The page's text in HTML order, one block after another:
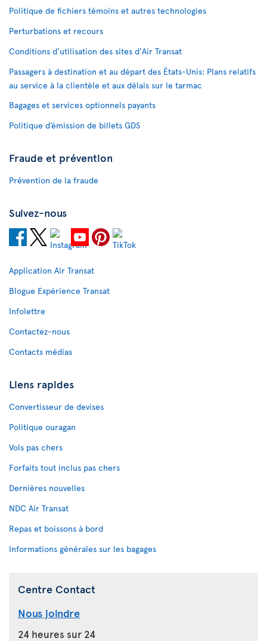
Politique de fichiers témoins et autres technologies
Perturbations et recours
Conditions d’utilisation des sites d'Air Transat
Passagers à destination et au départ des États-Unis: Plans relatifs
au service à la clientèle et aux délais sur le tarmac
Bagages et services optionnels payants
Politique d’émission de billets GDS
Fraude et prévention
Prévention de la fraude
Suivez-nous
Application Air Transat
Blogue Expérience Transat
Infolettre
Contactez-nous
Contacts médias
Liens rapides
Convertisseur de devises
Politique ouragan
Vols pas chers
Forfaits tout inclus pas chers
Dernières nouvelles
NDC Air Transat
Repas et boissons à bord
Informations générales sur les bagages
Centre Contact
Nous joindre
24 heures sur 24